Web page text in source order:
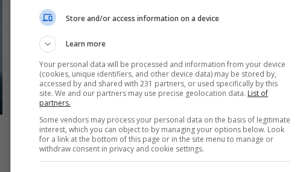
ويتكون نظام "Madis" من مركبتين تكتيكيتين خفيفتين من طراز "Joint Light Tactical Vehicle"، البديل
يسهل رصد الأهداف الجوية، فيما
الإلكترونية والتشويش على الاتصالات.
على مدفع عيار 30 ملم ورشاش آلي أصغر حجماً، إلى جانب ذخائر جديدة باتت
Store and/or access information on a device
Learn more
Your personal data will be processed and information from your device
(cookies, unique identifiers, and other device data) may be stored by,
accessed by and shared with 231 partners, or used specifically by this
site. We and our partners may use precise geolocation data. List of
partners.
Some vendors may process your personal data on the basis of legitimate
interest, which you can object to by managing your options below. Look
for a link at the bottom of this page or in the site menu to manage or
withdraw consent in privacy and cookie settings.